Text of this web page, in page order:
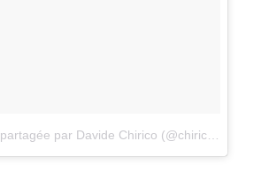
par Davide Chirico (@chirico_davide)